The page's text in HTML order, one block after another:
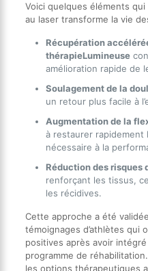
Voici quelques éléments
au laser transforme la vie
Récupération
thérapieLumineuse
amélioration rapide de
Soulagement de la
un retour plus facile à
Augmentation de la
à restaurer rapidement
nécessaire à la
Réduction des risques
renforçant les tissus,
les récidives.
Cette approche a été
témoignages d’athlètes qui
positives après avoir
programme de
les options thérapeutiques